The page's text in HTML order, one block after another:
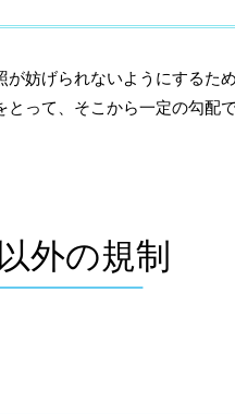
妨げられないようにするた
って、そこから一定の勾配
外の規制